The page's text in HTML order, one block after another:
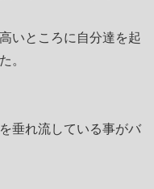
いところに自分達を起
。
垂れ流している事がバ